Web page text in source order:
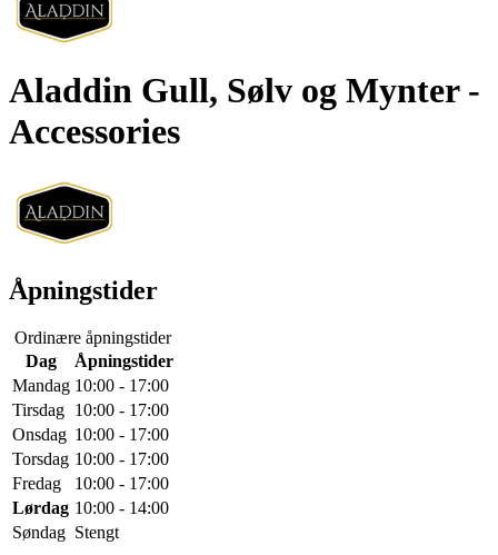
Aladdin Gull, Sølv og Mynter -
Accessories
Åpningstider
Ordinære åpningstider
Dag
Åpningstider
Mandag 10:00 - 17:00
Tirsdag 10:00 - 17:00
Onsdag 10:00 - 17:00
Torsdag 10:00 - 17:00
Fredag
10:00 - 17:00
Lørdag 10:00 - 14:00
Søndag Stengt